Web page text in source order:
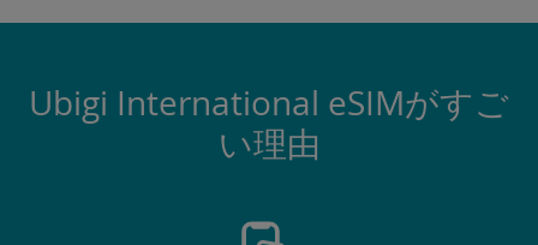
Ubigi International eSIMがすご
い理由